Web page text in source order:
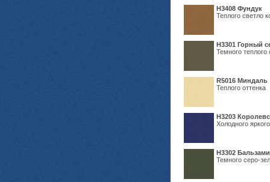
Н3408 Фундук
Теплого светло
Н3301 Горный
Темного теплого
R5016 Миндаль
Теплого оттенка
Н3203
Холодного
Н3302
Темного серо-